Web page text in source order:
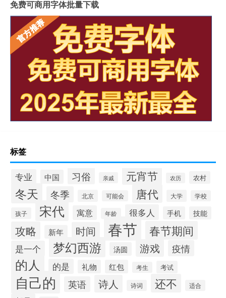
免费可商用字体批量下载
标签
专业 中国 习俗 亲戚 元宵节 农历 农村
冬天 冬季 北京 可能会 唐代 大学 学校
孩子 宋代 寓意 年龄 很多人 手机 技能
攻略 新年 时间 春节 春节期间
是一个 梦幻西游 汤圆 游戏 疫情
的人 的是 礼物 红包 考生 考试
自己的 英语 诗人 诗词 还不 适合